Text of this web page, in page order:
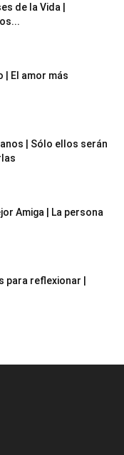
de la Vida |
| El amor más
| Sólo ellos serán
Amiga | La persona
para reflexionar |